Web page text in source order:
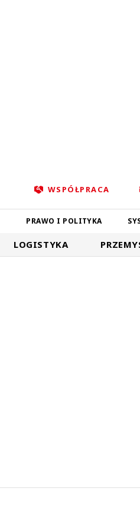
WSPÓŁPRACA
PRAWO I POLITYKA
LOGISTYKA